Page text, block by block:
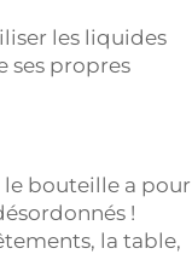
les liquides
ses propres
le bouteille a pour
!
la table,